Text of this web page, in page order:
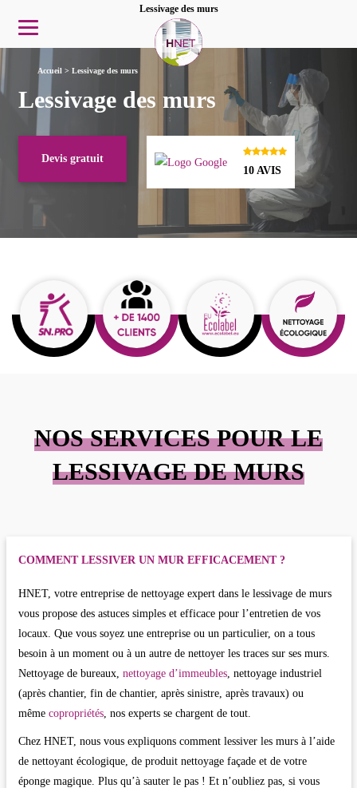
Lessivage des murs
Lessivage des murs
Devis gratuit
10 AVIS
Accueil > Lessivage des murs
NOS SERVICES POUR LE
LESSIVAGE DE MURS
COMMENT LESSIVER UN MUR EFFICACEMENT ?
HNET, votre entreprise de nettoyage expert dans le lessivage de murs
vous propose des astuces simples et efficace pour l’entretien de vos
locaux. Que vous soyez une entreprise ou un particulier, on a tous
besoin à un moment ou à un autre de nettoyer les traces sur ses murs.
Nettoyage de bureaux, nettoyage d’immeubles, nettoyage industriel
(après chantier, fin de chantier, après sinistre, après travaux) ou
même copropriétés, nos experts se chargent de tout.
Chez HNET, nous vous expliquons comment lessiver les murs à l’aide
de nettoyant écologique, de produit nettoyage façade et de votre
éponge magique. Plus qu’à sauter le pas ! Et n’oubliez pas, si vous